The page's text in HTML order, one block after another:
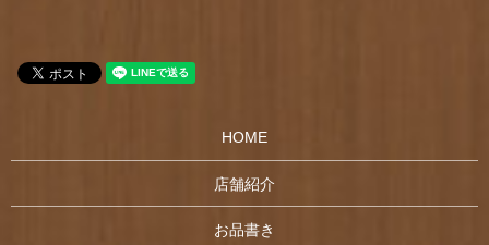
HOME
店舗紹介
お品書き